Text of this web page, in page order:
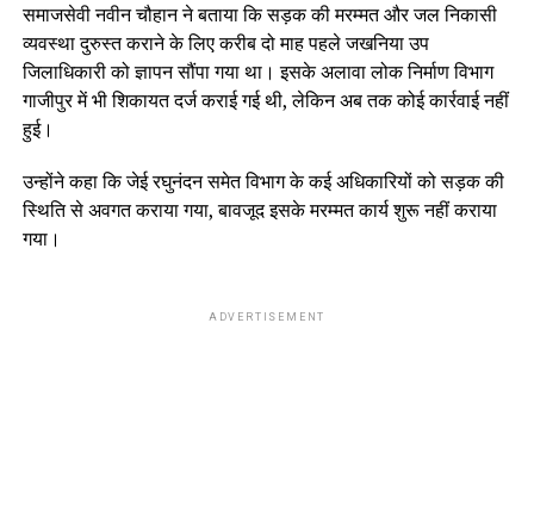
समाजसेवी नवीन चौहान ने बताया कि सड़क की मरम्मत और जल निकासी
व्यवस्था दुरुस्त कराने के लिए करीब दो माह पहले जखनिया उप
जिलाधिकारी को ज्ञापन सौंपा गया था। इसके अलावा लोक निर्माण विभाग
गाजीपुर में भी शिकायत दर्ज कराई गई थी, लेकिन अब तक कोई कार्रवाई नहीं
हुई।
उन्होंने कहा कि जेई रघुनंदन समेत विभाग के कई अधिकारियों को सड़क की
स्थिति से अवगत कराया गया, बावजूद इसके मरम्मत कार्य शुरू नहीं कराया
गया।
ADVERTISEMENT